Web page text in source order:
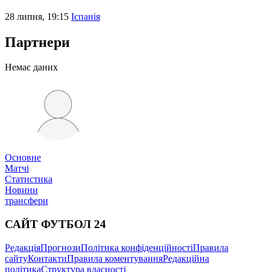
28 липня, 19:15 Іспанія
Партнери
Немає даних
Основне
Матчі
Статистика
Новини
трансфери
САЙТ ФУТБОЛ 24
РедакціяПрогнозиПолітика конфіденційностіПравила
сайтуКонтактиПравила коментуванняРедакційна
політикаСтруктура власності